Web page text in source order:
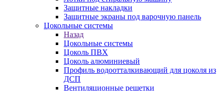
Защитные накладки
Защитные экраны под варочную панель
Цокольные системы
Назад
Цокольные системы
Цоколь ПВХ
Цоколь алюминиевый
Профиль водоотталкивающий для цоколя из
ДСП
Вентиляционные решетки